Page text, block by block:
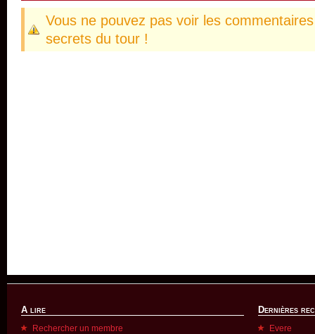
Vous ne pouvez pas voir les
secrets du tour !
A lire
Rechercher un membre
Dernières
Evere